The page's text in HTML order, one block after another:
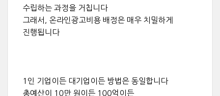
수립하는 과정을 거칩니다
그래서, 온라인광고비용 배정은 매우 치밀하게
진행됩니다
1인 기업이든 대기업이든 방법은 동일합니다
총예산이 10만 원이든 100억이든